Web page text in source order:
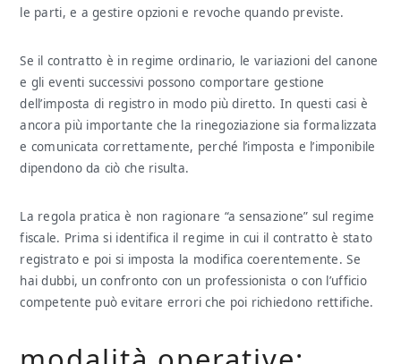
le parti, e a gestire opzioni e revoche quando previste.
Se il contratto è in regime ordinario, le variazioni del canone
e gli eventi successivi possono comportare gestione
dell’imposta di registro in modo più diretto. In questi casi è
ancora più importante che la rinegoziazione sia formalizzata
e comunicata correttamente, perché l’imposta e l’imponibile
dipendono da ciò che risulta.
La regola pratica è non ragionare “a sensazione” sul regime
fiscale. Prima si identifica il regime in cui il contratto è stato
registrato e poi si imposta la modifica coerentemente. Se
hai dubbi, un confronto con un professionista o con l’ufficio
competente può evitare errori che poi richiedono rettifiche.